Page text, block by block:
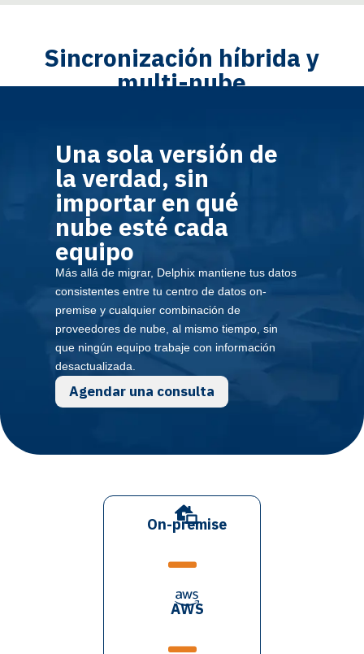
Sincronización híbrida y
multi-nube
Una sola versión de
la verdad, sin
importar en qué
nube esté cada
equipo
Más allá de migrar, Delphix mantiene tus datos
consistentes entre tu centro de datos on-
premise y cualquier combinación de
proveedores de nube, al mismo tiempo, sin
que ningún equipo trabaje con información
desactualizada.
Agendar una consulta

On-premise


AWS